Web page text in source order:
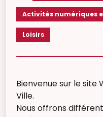
Activités numériques
Loisirs
Bienvenue sur le site
Ville.
Nous offrons